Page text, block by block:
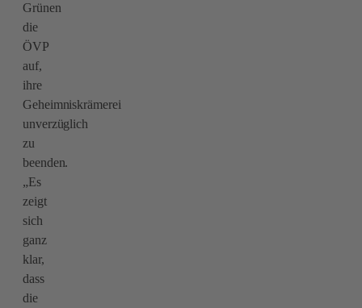
Grünen
die
ÖVP
auf,
ihre
Geheimniskrämerei
unverzüglich
zu
beenden.
„Es
zeigt
sich
ganz
klar,
dass
die